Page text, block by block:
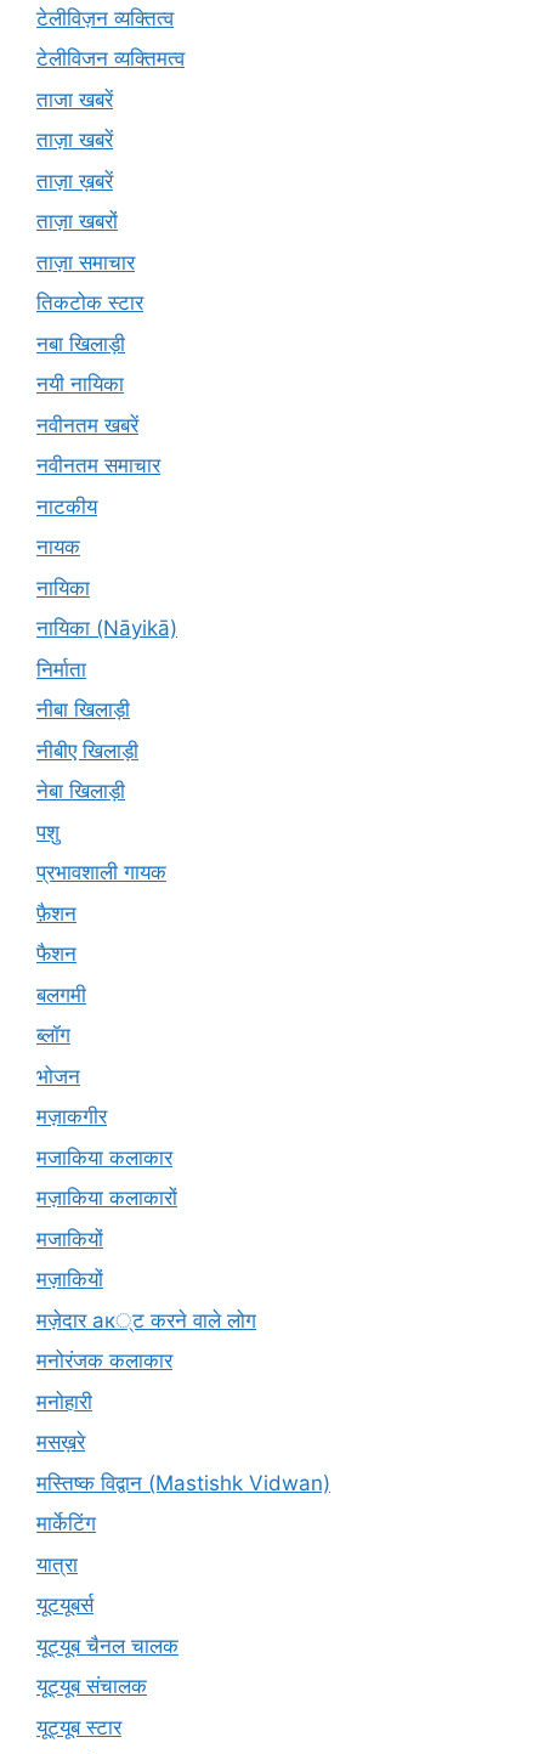
टेलीविज़न व्यक्तित्व
टेलीविजन व्यक्तिमत्व
ताजा खबरें
ताज़ा खबरें
ताज़ा ख़बरें
ताज़ा खबरों
ताज़ा समाचार
तिकटोक स्टार
नबा खिलाड़ी
नयी नायिका
नवीनतम खबरें
नवीनतम समाचार
नाटकीय
नायक
नायिका
नायिका (Nāyikā)
निर्माता
नीबा खिलाड़ी
नीबीए खिलाड़ी
नेबा खिलाड़ी
पशु
प्रभावशाली गायक
फ़ैशन
फैशन
बलगमी
ब्लॉग
भोजन
मज़ाकगीर
मजाकिया कलाकार
मज़ाकिया कलाकारों
मजाकियों
मज़ाकियों
मज़ेदार ак्ट करने वाले लोग
मनोरंजक कलाकार
मनोहारी
मसख़रे
मस्तिष्क विद्वान (Mastishk Vidwan)
मार्केटिंग
यात्रा
यूटयूबर्स
यूट्यूब चैनल चालक
यूट्यूब संचालक
यूट्यूब स्टार